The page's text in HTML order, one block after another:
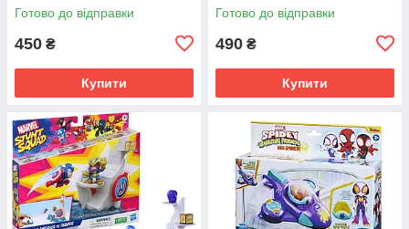
Готово до відправки
450 ₴
Купити
Готово до відправки
490 ₴
Купити